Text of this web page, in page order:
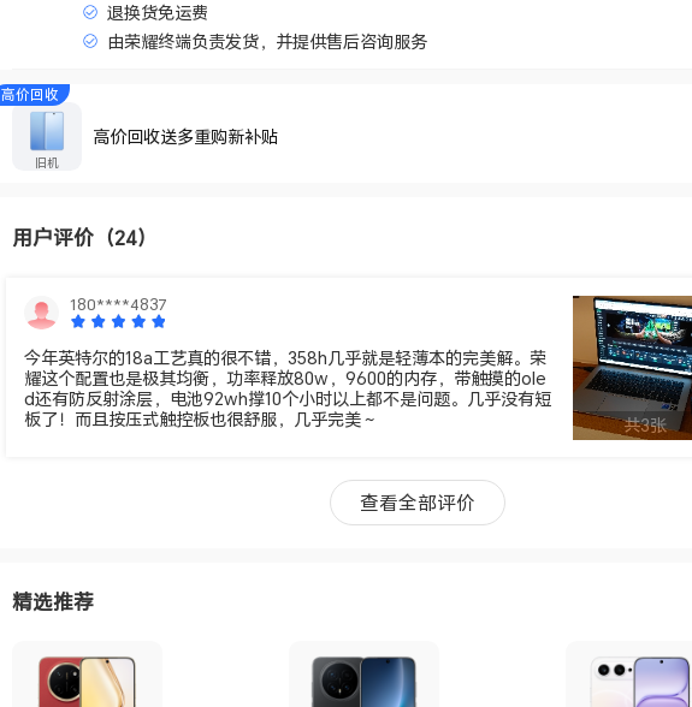
退换货免运费
由荣耀终端负责发货，并提供售后咨询服务
高价回收
旧机
高价回收送多重购新补贴
用户评价 （24）
180****4837
今年英特尔的18a工艺真的很不错，358h几乎就是轻薄本的完美解。荣
耀这个配置也是极其均衡，功率释放80w，9600的内存，带触摸的ole
d还有防反射涂层，电池92wh撑10个小时以上都不是问题。几乎没有短
板了！而且按压式触控板也很舒服，几乎完美～
共3张
查看全部评价
精选推荐